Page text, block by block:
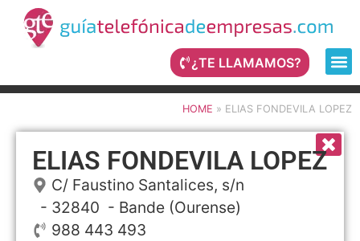
¿TE LLAMAMOS?
HOME » ELIAS FONDEVILA LOPEZ
ELIAS FONDEVILA LOPEZ
C/ Faustino Santalices, s/n
- 32840 - Bande (Ourense)
988 443 493